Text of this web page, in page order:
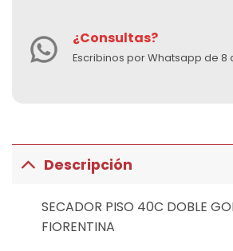
¿Consultas?
Escribinos por Whatsapp de 8
Descripción
SECADOR PISO 40C DOBLE
FIORENTINA